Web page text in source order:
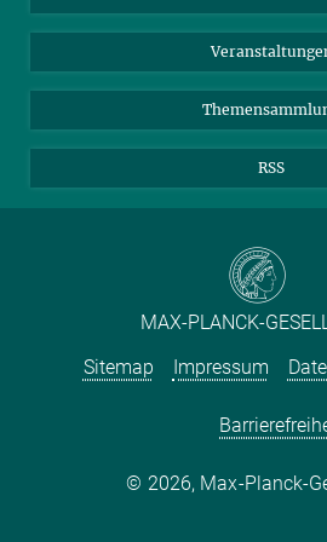
Meldestelle Fehlverhalten
TikTok
YouTube
RSS
MAX-PLANCK-
Sitemap
Impressum
2026, Max-Planck-